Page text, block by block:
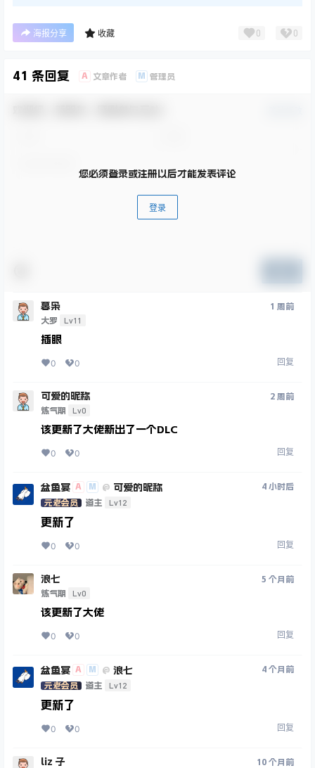
海报分享 收藏 0 0
41 条回复 A 文章作者 M 管理员
您必须登录或注册以后才能发表评论
登录
暮枭
大罗 Lv11
1 周前
插眼
0 0 回复
可爱的昵称
炼气期 Lv0
2 周前
该更新了大佬新出了一个DLC
0 0 回复
盆鱼宴 A M @ 可爱的昵称
元老会员 道主 Lv12
4 小时后
更新了
0 0 回复
浪七
炼气期 Lv0
5 个月前
该更新了大佬
0 0 回复
盆鱼宴 A M @ 浪七
元老会员 道主 Lv12
4 个月前
更新了
0 0 回复
liz 子 10 个月前